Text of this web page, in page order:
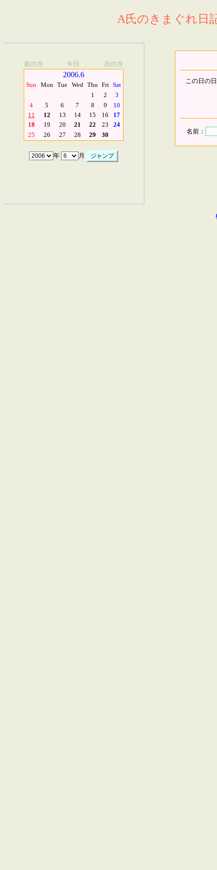
A氏のきまぐれ日
前の月 今日 次の月
2006.6
Sun Mon Tue Wed Thu Fri Sat
1
2
3
4
5 6 7 8 9
10
11
12 13 14 15 16
17
18
19 20 21 22 23
24
25
26 27 28 29 30
年 月
この日の
名前：